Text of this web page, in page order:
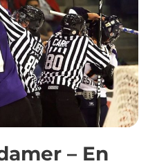
– En